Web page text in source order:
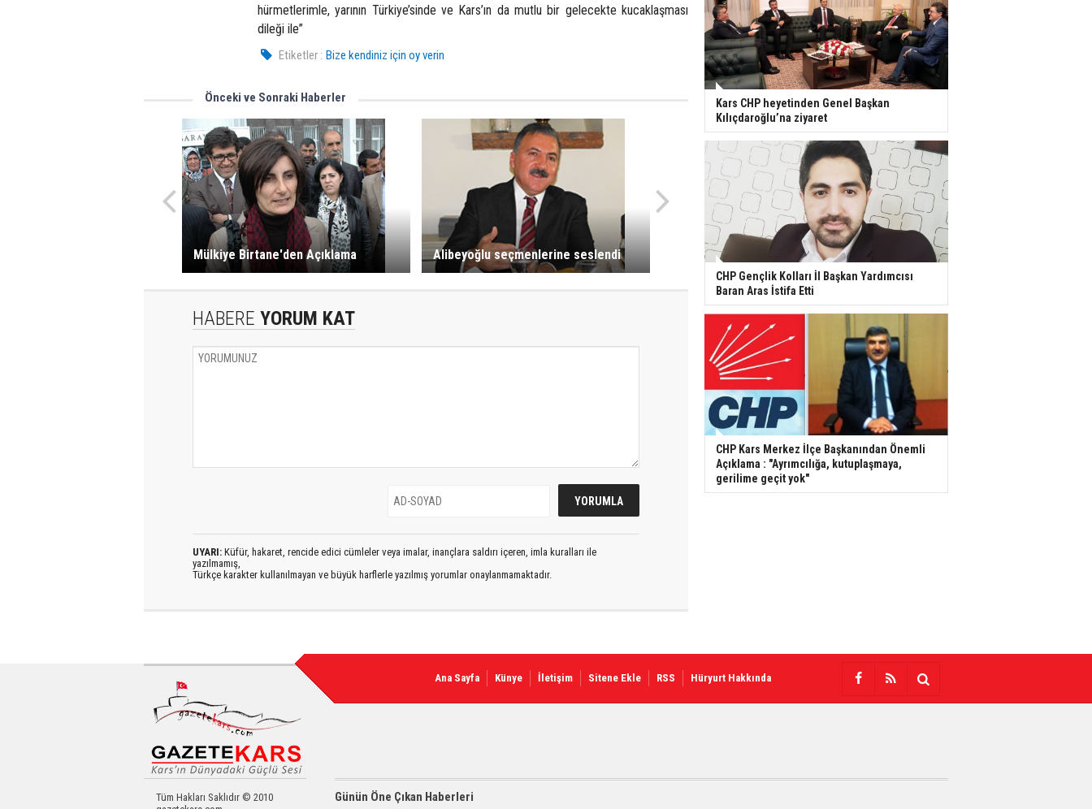
hürmetlerimle, yarının Türkiye’sinde ve Kars’ın da mutlu bir gelecekte kucaklaşması
dileği ile”
Etiketler : Bize kendiniz için oy verin
Önceki ve Sonraki Haberler
Mülkiye Birtane'den Açıklama Alibeyoğlu seçmenlerine seslendi
HABERE YORUM KAT
UYARI: Küfür, hakaret, rencide edici cümleler veya imalar, inançlara saldırı içeren, imla kuralları ile
yazılmamış,
Türkçe karakter kullanılmayan ve büyük harflerle yazılmış yorumlar onaylanmamaktadır.
Kars CHP heyetinden Genel Başkan
Kılıçdaroğlu’na ziyaret
CHP Gençlik Kolları İl Başkan Yardımcısı
Baran Aras İstifa Etti
CHP Kars Merkez İlçe Başkanından Önemli
Açıklama : "Ayrımcılığa, kutuplaşmaya,
gerilime geçit yok"
Ana Sayfa Künye İletişim Sitene Ekle RSS Hüryurt Hakkında
Tüm Hakları Saklıdır © 2010
Günün Öne Çıkan Haberleri